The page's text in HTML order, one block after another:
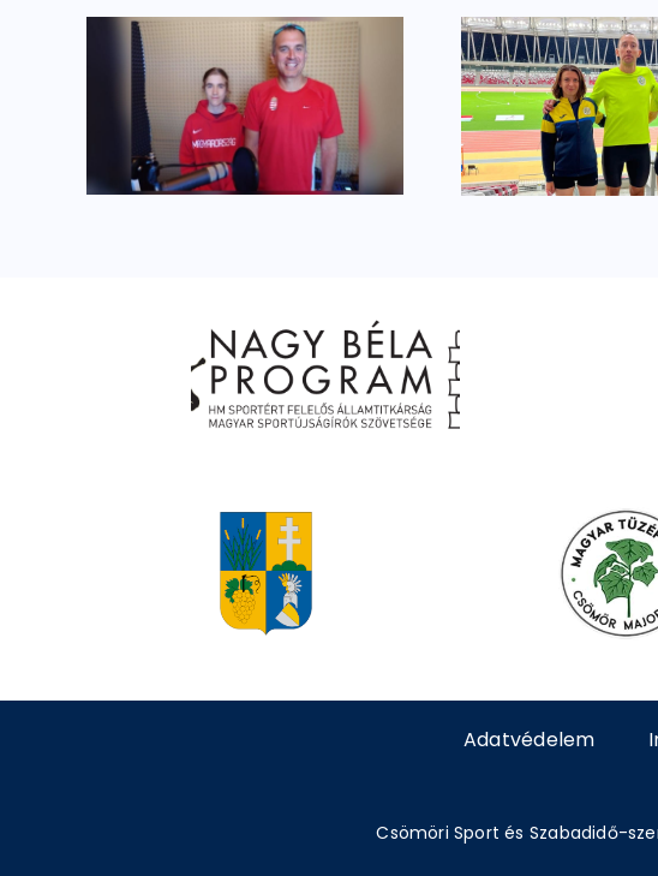
Történelmi
bronzérem
Három
Adatvédelem
Csömöri Sport és Szabadidő-